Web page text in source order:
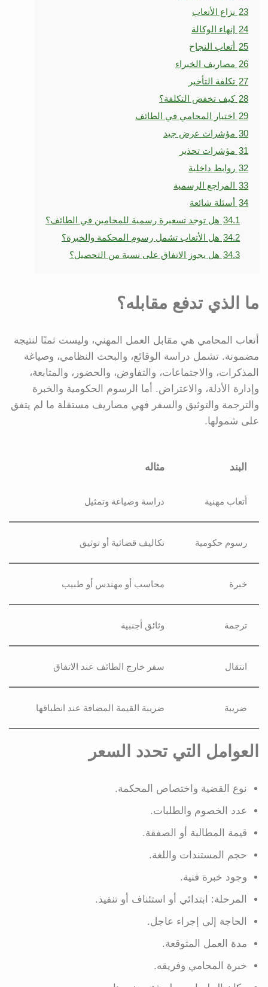
23 نزاع الأتعاب
24 إنهاء الوكالة
25 أتعاب النجاح
26 مصاريف الخبراء
27 تكلفة التأخير
28 كيف تخفض التكلفة؟
29 اختيار المحامي في الطائف
30 مؤشرات عرض جيد
31 مؤشرات تحذير
32 روابط داخلية
33 المراجع الرسمية
34 أسئلة شائعة
34.1 هل توجد تسعيرة رسمية للمحامين في الطائف؟
34.2 هل الأتعاب تشمل رسوم المحكمة والخبرة؟
34.3 هل يجوز الاتفاق على نسبة من التحصيل؟
ما الذي تدفع مقابله؟
أتعاب المحامي هي مقابل العمل المهني، وليست ثمنًا لنتيجة
مضمونة. تشمل دراسة الوقائع، والبحث النظامي، وصياغة
المذكرات، والاجتماعات، والتفاوض، والحضور، والمتابعة،
وإدارة الأدلة، والاعتراض. أما الرسوم الحكومية والخبرة
والترجمة والتوثيق والسفر فهي مصاريف مستقلة ما لم يتفق
على شمولها.
البند مثاله
أتعاب مهنية دراسة وصياغة وتمثيل
رسوم حكومية تكاليف قضائية أو توثيق
خبرة محاسب أو مهندس أو طبيب
ترجمة وثائق أجنبية
انتقال سفر خارج الطائف عند الاتفاق
ضريبة ضريبة القيمة المضافة عند انطباقها
العوامل التي تحدد السعر
نوع القضية واختصاص المحكمة.
عدد الخصوم والطلبات.
قيمة المطالبة أو الصفقة.
حجم المستندات واللغة.
وجود خبرة فنية.
المرحلة: ابتدائي أو استئناف أو تنفيذ.
الحاجة إلى إجراء عاجل.
مدة العمل المتوقعة.
خبرة المحامي وفريقه.